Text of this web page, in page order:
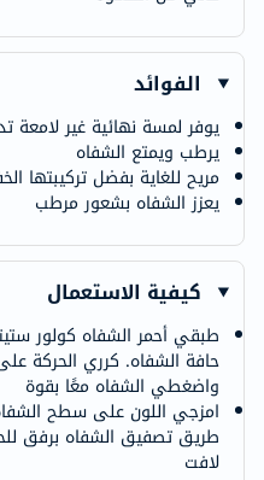
الفوائد
يوفر لمسة نهائية غير لامعة
يرطب ويمتع الشفاه
مريح للغاية بفضل تركيبتها
يعزز الشفاه بشعور مرطب
كيفية الاستعمال
طبقي أحمر الشفاه كولور
حافة الشفاه. كرري الحركة
واضغطي الشفاه معًا بقوة
امزجي اللون على سطح
طريق تصفيق الشفاه برفق
لافت